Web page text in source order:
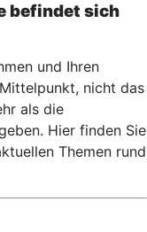
befindet sich
und Ihren
nicht das
als die
Hier finden Sie
Themen rund